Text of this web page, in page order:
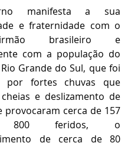
manifesta a sua
e fraternidade com o
brasileiro e
com a população do
Grande do Sul, que foi
por fortes chuvas que
e deslizamento de
provocaram cerca de 157
800 feridos, o
de cerca de 80